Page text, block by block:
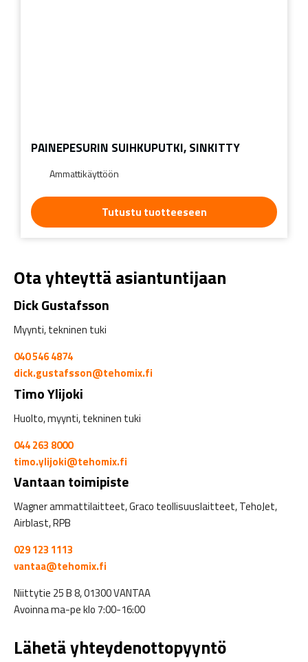
PAINEPESURIN SUIHKUPUTKI, SINKITTY
Ammattikäyttöön
Tutustu tuotteeseen
Ota yhteyttä asiantuntijaan
Dick Gustafsson
Myynti, tekninen tuki
040 546 4874
dick.gustafsson@tehomix.fi
Timo Ylijoki
Huolto, myynti, tekninen tuki
044 263 8000
timo.ylijoki@tehomix.fi
Vantaan toimipiste
Wagner ammattilaitteet, Graco teollisuuslaitteet, TehoJet,
Airblast, RPB
029 123 1113
vantaa@tehomix.fi
Niittytie 25 B 8, 01300 VANTAA
Avoinna ma-pe klo 7:00-16:00
Lähetä yhteydenottopyyntö